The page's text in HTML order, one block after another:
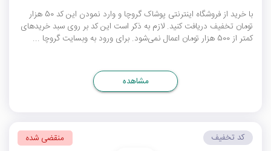
با خرید از فروشگاه اینترنتی پوشاک گروچا و وارد نمودن این کد 50 هزار
تومان تخفیف دریافت کنید. لازم به ذکر است این کد بر روی سبد خریدهای
کمتر از 500 هزار تومان اعمال نمی‌شود. برای ورود به وبسایت گروچا ...
مشاهده
کد تخفیف منقضی شده